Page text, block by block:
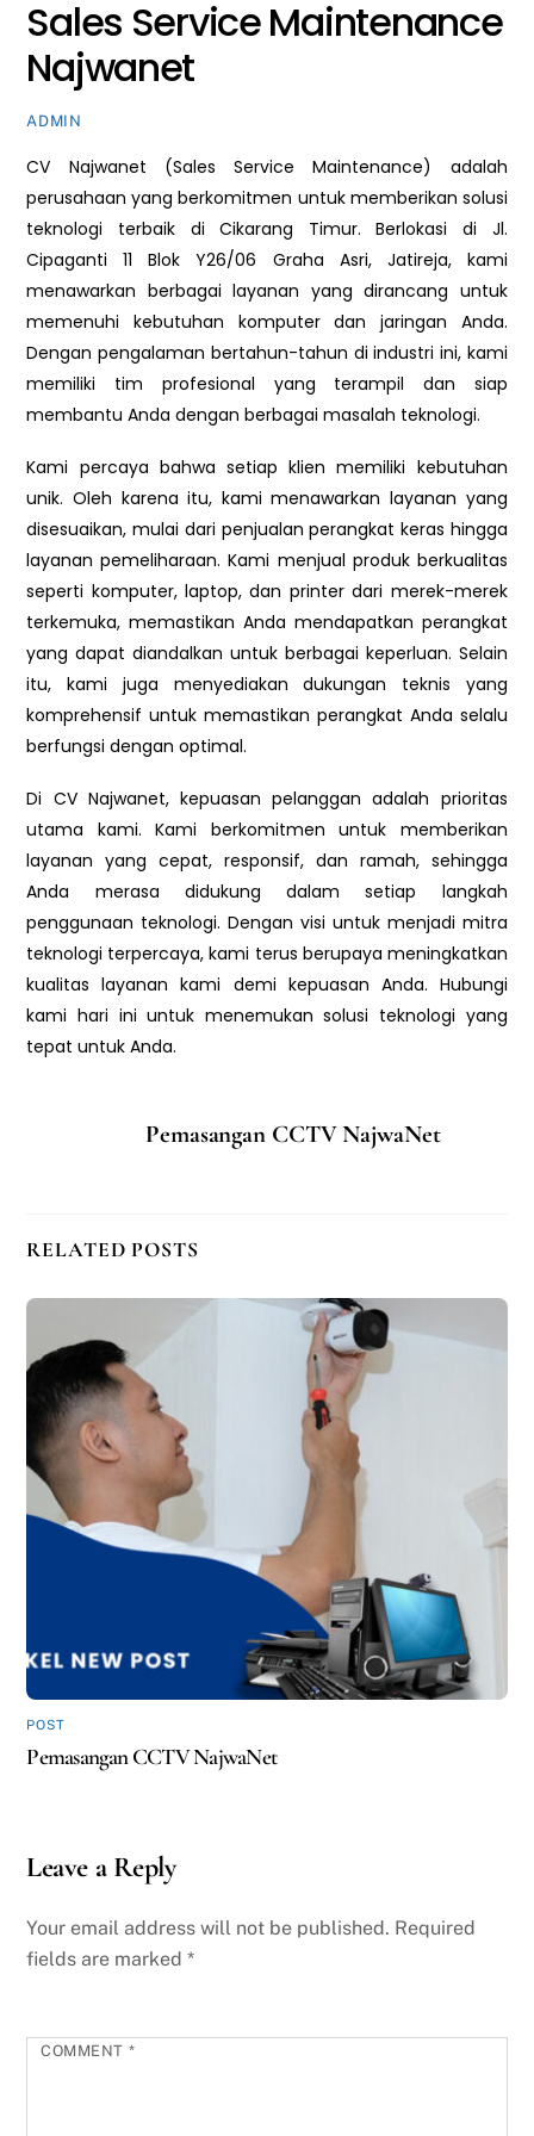
Sales Service Maintenance
Najwanet
ADMIN
CV Najwanet (Sales Service Maintenance) adalah
perusahaan yang berkomitmen untuk memberikan solusi
teknologi terbaik di Cikarang Timur. Berlokasi di Jl.
Cipaganti 11 Blok Y26/06 Graha Asri, Jatireja, kami
menawarkan berbagai layanan yang dirancang untuk
memenuhi kebutuhan komputer dan jaringan Anda.
Dengan pengalaman bertahun-tahun di industri ini, kami
memiliki tim profesional yang terampil dan siap
membantu Anda dengan berbagai masalah teknologi.
Kami percaya bahwa setiap klien memiliki kebutuhan
unik. Oleh karena itu, kami menawarkan layanan yang
disesuaikan, mulai dari penjualan perangkat keras hingga
layanan pemeliharaan. Kami menjual produk berkualitas
seperti komputer, laptop, dan printer dari merek-merek
terkemuka, memastikan Anda mendapatkan perangkat
yang dapat diandalkan untuk berbagai keperluan. Selain
itu, kami juga menyediakan dukungan teknis yang
komprehensif untuk memastikan perangkat Anda selalu
berfungsi dengan optimal.
Di CV Najwanet, kepuasan pelanggan adalah prioritas
utama kami. Kami berkomitmen untuk memberikan
layanan yang cepat, responsif, dan ramah, sehingga
Anda merasa didukung dalam setiap langkah
penggunaan teknologi. Dengan visi untuk menjadi mitra
teknologi terpercaya, kami terus berupaya meningkatkan
kualitas layanan kami demi kepuasan Anda. Hubungi
kami hari ini untuk menemukan solusi teknologi yang
tepat untuk Anda.
Pemasangan CCTV NajwaNet
RELATED POSTS
POST
Pemasangan CCTV NajwaNet
Leave a Reply
Your email address will not be published. Required
fields are marked*
COMMENT *